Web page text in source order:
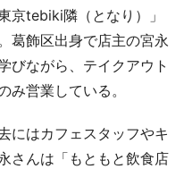
京tebiki隣（となり）」
葛飾区出身で店主の宮永
びながら、テイクアウト
み営業している。
にはカフェスタッフやキ
さんは「もともと飲食店